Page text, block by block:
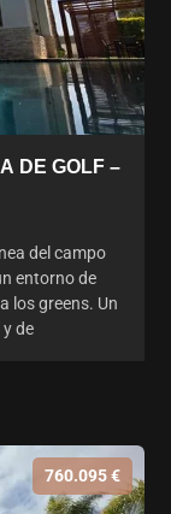
DE GOLF –
del campo
entorno de
los greens. Un
de
760.095 €